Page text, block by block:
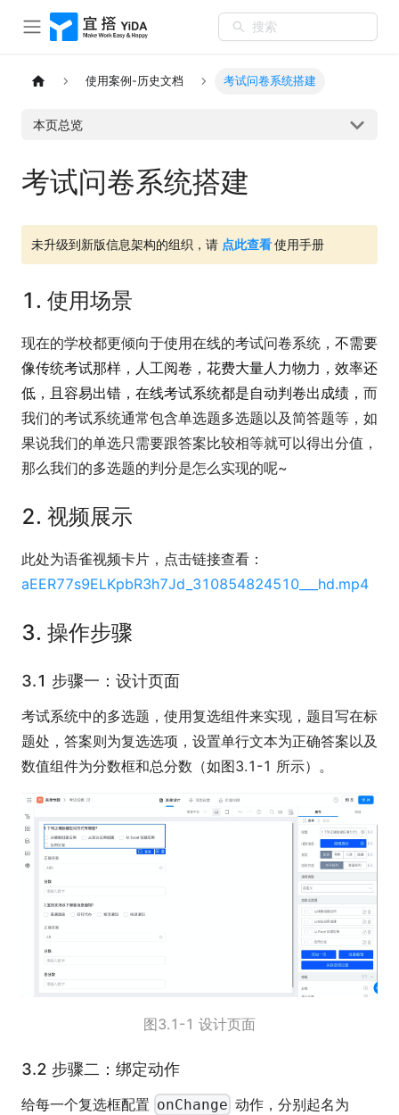
搜索
使用案例-历史文档 考试问卷系统搭建
本页总览
考试问卷系统搭建
未升级到新版信息架构的组织，请 点此查看使用手册
1. 使用场景
现在的学校都更倾向于使用在线的考试问卷系统， 不需要
像传统考试那样，人工阅卷，花费大量人力物力，效率还
低，且容易出错，在线考试系统都是自动判卷出成绩， 而
我们的考试系统通常包含单选题多选题以及简答题等，如
果说我们的单选只需要跟答案比较相等就可以得出分值，
那么我们的多选题的判分是怎么实现的呢~
2. 视频展示
此处为语雀视频卡片，点击链接查看：
aEER77s9ELKpbR3h7Jd_310854824510___hd.mp4
3. 操作步骤
3.1 步骤一：设计页面
考试系统中的多选题，使用复选组件来实现，题目写在标
题处，答案则为复选选项，设置单行文本为正确答案以及
数值组件为分数框和总分数（如图3.1-1 所示）。
图3.1-1 设计页面
3.2 步骤二：绑定动作
给每一个复选框配置 onChange 动作，分别起名为